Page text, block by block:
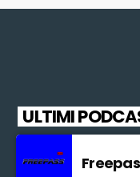
ULTIMI